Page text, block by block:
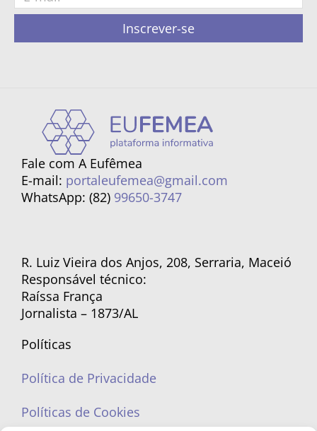
Inscrever-se
Fale com A Eufêmea
E-mail: portaleufemea@gmail.com
WhatsApp: (82) 99650-3747
R. Luiz Vieira dos Anjos, 208, Serraria, Maceió
Responsável técnico:
Raíssa França
Jornalista – 1873/AL
Políticas
Política de Privacidade
Políticas de Cookies